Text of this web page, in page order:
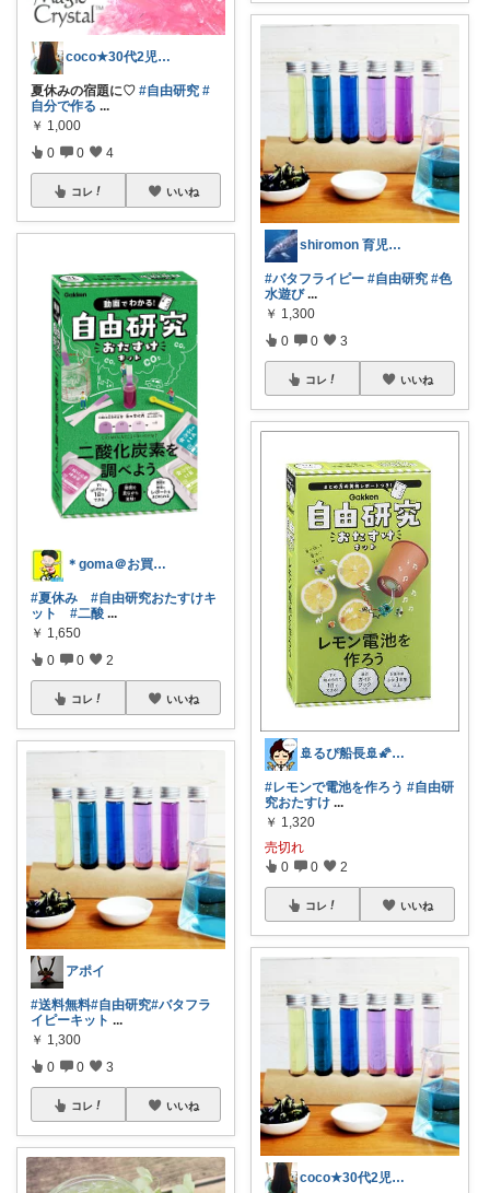
coco★30代2児ママ♥️
夏休みの宿題に♡ #自由研究 #
自分で作る ...
￥ 1,000
0 0 4
コレ いいね
＊goma＠お買い物マラソンで買い回る人
#夏休み
#自由研究おたすけキ
ット
#二酸 ...
￥ 1,650
0 0 2
コレ いいね
アポイ
#送料無料#自由研究#バタフラ
イピーキット ...
￥ 1,300
0 0 3
コレ いいね
shiromon 育児＆海や旅行グッズ
#バタフライピー #自由研究 #色
水遊び ...
￥ 1,300
0 0 3
コレ いいね
🚢るぴ船長🚢🌠みんなにいつも感謝♥
#レモンで電池を作ろう #自由研
究おたすけ ...
￥ 1,320
売切れ
0 0 2
コレ いいね
coco★30代2児ママ♥️